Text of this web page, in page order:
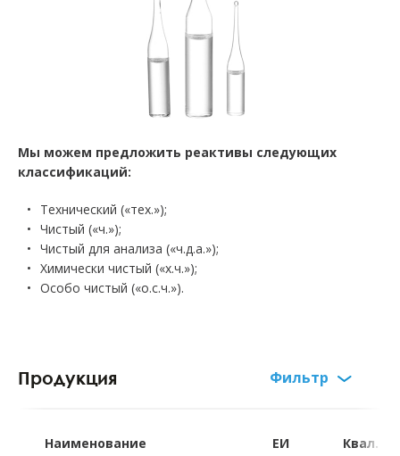
Мы можем предложить реактивы следующих
классификаций:
Технический («тех.»);
Чистый («ч.»);
Чистый для анализа («ч.д.а.»);
Химически чистый («х.ч.»);
Особо чистый («о.с.ч.»).
Продукция Фильтр
Русский алфавит:
Наименование ЕИ
Квал.